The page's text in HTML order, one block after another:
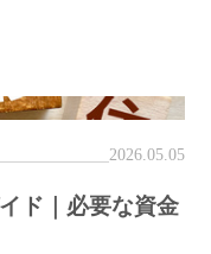
2026.05.05
ド｜必要な資金